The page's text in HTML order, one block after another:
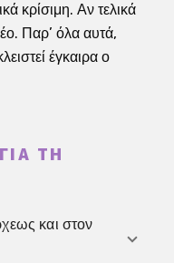
κρίσιμη. Αν τελικά
Παρ’ όλα αυτά,
έγκαιρα ο
ΤΗ
και στον